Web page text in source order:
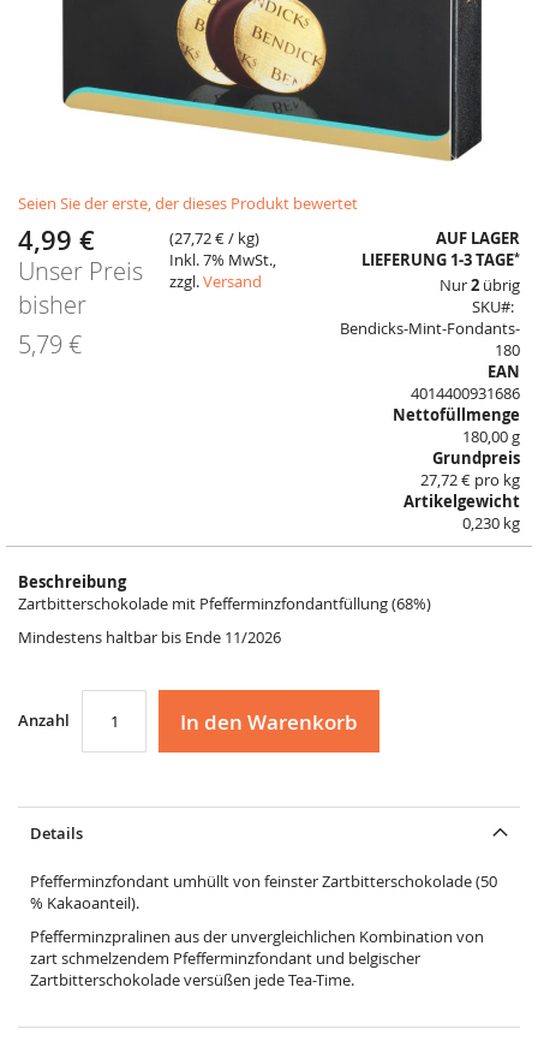
to
the
beginning
of
the
images
gallery
Seien Sie der erste, der dieses Produkt bewertet
Sonderangebot
4,99 €
Unser Preis
bisher
5,79 €
(27,72 €/ kg)
Inkl. 7% MwSt.,
zzgl.Versand
AUF LAGER
LIEFERUNG 1-3 TAGE*
Nur2 übrig
SKU
Bendicks-Mint-Fondants-
180
EAN
4014400931686
Nettofüllmenge
180,00 g
Grundpreis
27,72 € pro kg
Artikelgewicht
0,230 kg
Beschreibung
Zartbitterschokolade mit Pfefferminzfondantfüllung (68%)
Mindestens haltbar bis Ende 11/2026
Anzahl In den Warenkorb
Details
Pfefferminzfondant umhüllt von feinster Zartbitterschokolade (50
% Kakaoanteil).
Pfefferminzpralinen aus der unvergleichlichen Kombination von
zart schmelzendem Pfefferminzfondant und belgischer
Zartbitterschokolade versüßen jede Tea-Time.